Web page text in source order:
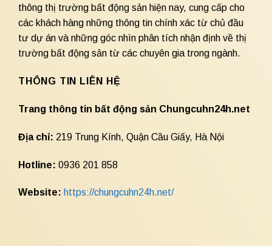
thông thị trường bất động sản hiện nay, cung cấp cho
các khách hàng những thông tin chính xác từ chủ đầu
tư dự án và những góc nhìn phân tích nhận định về thị
trường bất động sản từ các chuyên gia trong ngành.
THÔNG TIN LIÊN HỆ
Trang thông tin bất động sản Chungcuhn24h.net
Địa chỉ: 219 Trung Kính, Quận Cầu Giấy, Hà Nội
Hotline: 0936 201 858
Website: https://chungcuhn24h.net/